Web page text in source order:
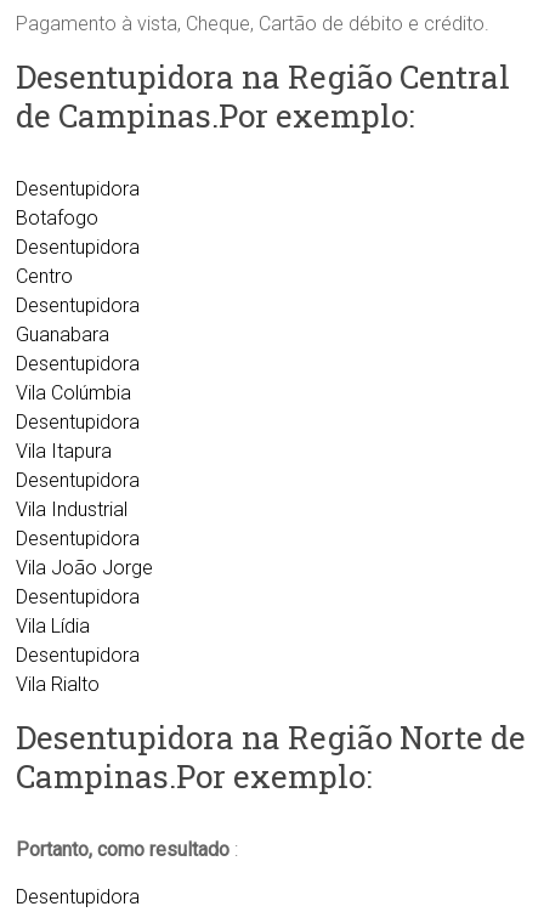
Pagamento à vista, Cheque, Cartão de débito e crédito.
Desentupidora na Região Central
de Campinas.Por exemplo:
Desentupidora
Botafogo
Desentupidora
Centro
Desentupidora
Guanabara
Desentupidora
Vila Colúmbia
Desentupidora
Vila Itapura
Desentupidora
Vila Industrial
Desentupidora
Vila João Jorge
Desentupidora
Vila Lídia
Desentupidora
Vila Rialto
Desentupidora na Região Norte de
Campinas.Por exemplo:
Portanto, como resultado :
Desentupidora